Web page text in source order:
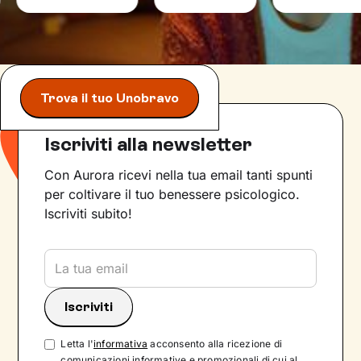
Trova il tuo Unobravo
Iscriviti alla newsletter
Con Aurora ricevi nella tua email tanti spunti
per coltivare il tuo benessere psicologico.
Iscriviti subito!
Letta l'informativa acconsento alla ricezione di